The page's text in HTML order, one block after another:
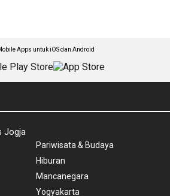
Apps untuk iOS dan Android
Jogja
Pariwisata & Budaya
Hiburan
Mancanegara
Yogyakarta